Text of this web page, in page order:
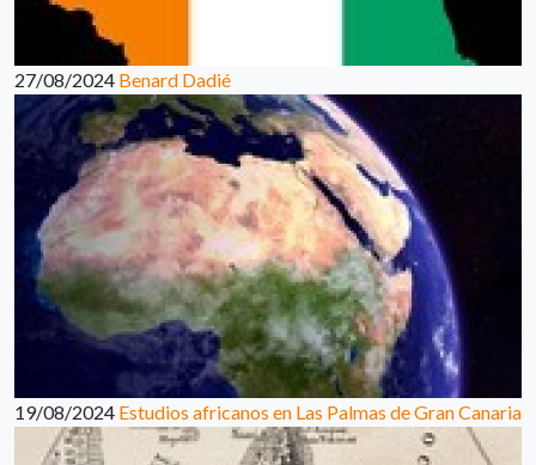
27/08/2024 Benard Dadié
19/08/2024 Estudios africanos en Las Palmas de Gran Canaria